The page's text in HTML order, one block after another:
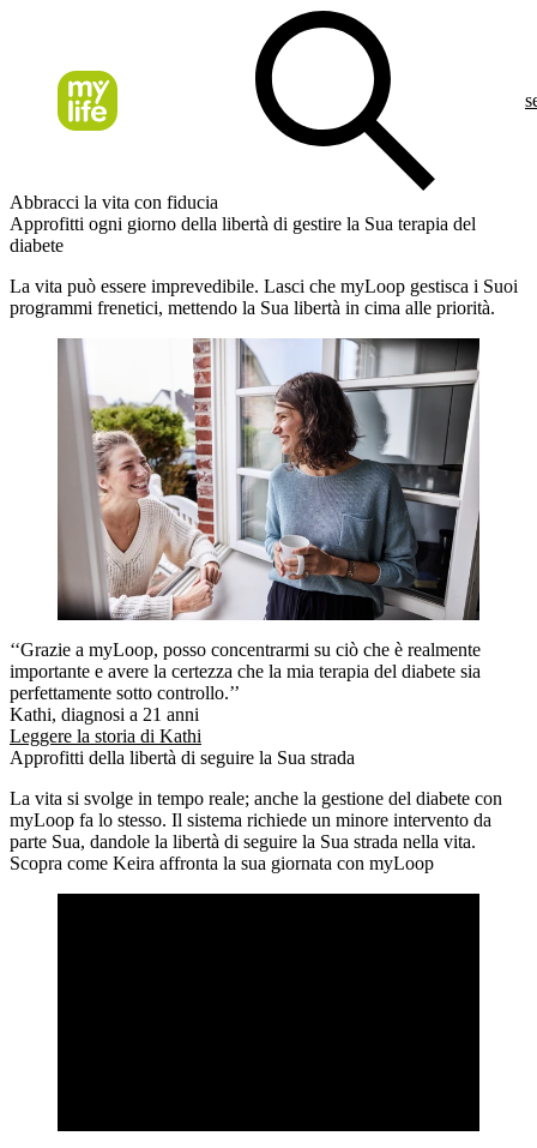
Abbracci la vita con fiducia
Approfitti ogni giorno della libertà di gestire la Sua terapia del
diabete
La vita può essere imprevedibile. Lasci che myLoop gestisca i Suoi
programmi frenetici, mettendo la Sua libertà in cima alle priorità.
‘‘Grazie a myLoop, posso concentrarmi su ciò che è realmente
importante e avere la certezza che la mia terapia del diabete sia
perfettamente sotto controllo.’’
Kathi, diagnosi a 21 anni
Leggere la storia di Kathi
Approfitti della libertà di seguire la Sua strada
La vita si svolge in tempo reale; anche la gestione del diabete con
myLoop fa lo stesso. Il sistema richiede un minore intervento da
parte Sua, dandole la libertà di seguire la Sua strada nella vita.
Scopra come Keira affronta la sua giornata con myLoop